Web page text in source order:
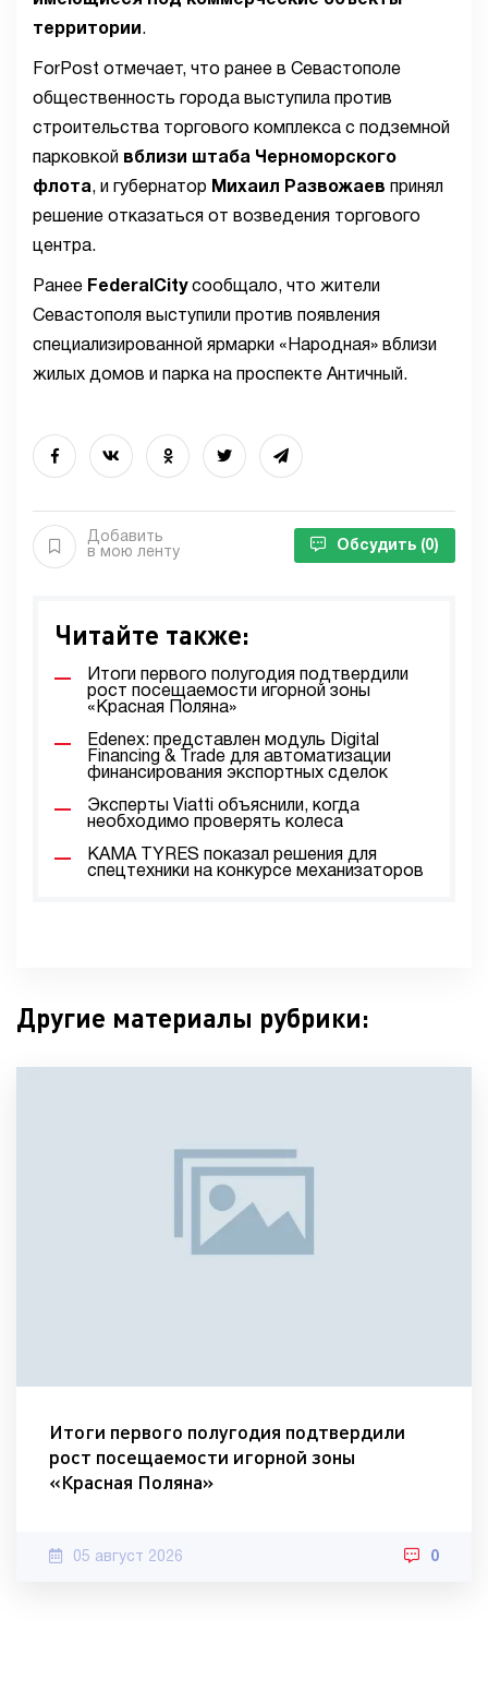
территории .
ForPost отмечает, что ранее в Севастополе
общественность города выступила против
строительства торгового комплекса с подземной
парковкой
вблизи штаба Черноморского
флота, и губернатор Михаил Развожаев принял
решение отказаться от возведения торгового
центра.
Ранее FederalCity сообщало, что жители
Севастополя выступили против появления
специализированной ярмарки «Народная» вблизи
жилых домов и парка на проспекте Античный.
Добавить
в мою ленту
Обсудить (0)
Читайте также:
Итоги первого полугодия подтвердили
рост посещаемости игорной зоны
«Красная Поляна»
Edenex: представлен модуль Digital
Financing & Trade для автоматизации
финансирования экспортных сделок
Эксперты Viatti объяснили, когда
необходимо проверять колеса
KAMA TYRES показал решения для
спецтехники на конкурсе механизаторов
Другие материалы рубрики:
Итоги первого полугодия подтвердили
рост посещаемости игорной зоны
«Красная Поляна»
05 август 2026 0